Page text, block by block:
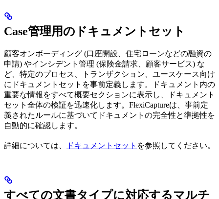
Case管理用のドキュメントセット
顧客オンボーディング (口座開設、住宅ローンなどの融資の
申請) やインシデント管理 (保険金請求、顧客サービス) な
ど、特定のプロセス、トランザクション、ユースケース向け
にドキュメントセットを事前定義します。ドキュメント内の
重要な情報をすべて概要セクションに表示し、ドキュメント
セット全体の検証を迅速化します。FlexiCaptureは、事前定
義されたルールに基づいてドキュメントの完全性と準拠性を
自動的に確認します。
詳細については、 ドキュメントセット を参照してください。
すべての文書タイプに対応するマルチ